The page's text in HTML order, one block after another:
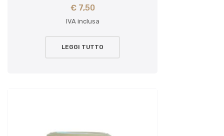
€7,50
IVA inclusa
LEGGI TUTTO